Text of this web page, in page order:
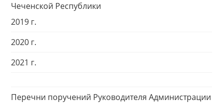
Чеченской Республики
2019 г.
2020 г.
2021 г.
Перечни поручений Руководителя Администрации